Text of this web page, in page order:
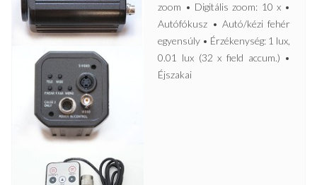
zoom • Digitális zoom: 10 x •
Autófókusz • Autó/kézi fehér
egyensúly • Érzékenység: 1 lux,
0.01 lux (32 x field accum.) •
Éjszakai